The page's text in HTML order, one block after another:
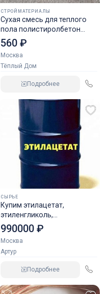
СТРОЙМАТЕРИАЛЫ
Cухая смесь для теплого
пола полистиролбетон
теплобетон
560 ₽
Москва
Тёплый Дом
Подробнее
СЫРЬЕ
Купим этилацетат,
этиленгликоль,
моноэтиленгликоль,
бутилгликоль и другую
химию
990000 ₽
Москва
Артур
Подробнее